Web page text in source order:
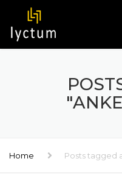
Home Posts tagged